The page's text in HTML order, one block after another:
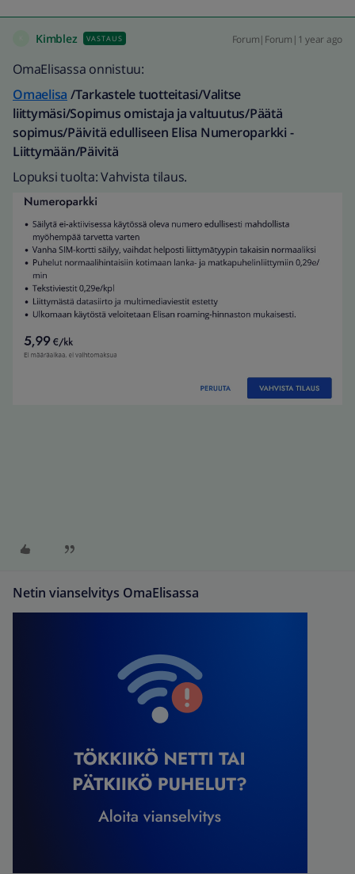
Kimblez VASTAUS Forum|Forum|1 year ago
OmaElisassa onnistuu:
Omaelisa /Tarkastele tuotteitasi/Valitse
liittymäsi/Sopimus omistaja ja valtuutus/Päätä
sopimus/Päivitä edulliseen Elisa Numeroparkki -
Liittymään/Päivitä
Lopuksi tuolta: Vahvista tilaus.
Netin vianselvitys OmaElisassa